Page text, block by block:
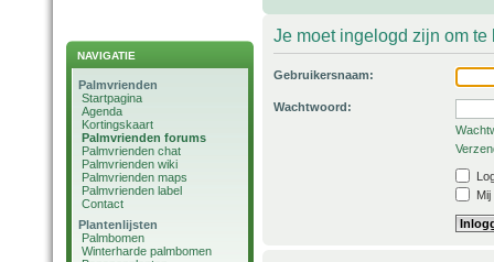
NAVIGATIE
Palmvrienden
Startpagina
Agenda
Kortingskaart
Palmvrienden forums
Palmvrienden chat
Palmvrienden wiki
Palmvrienden maps
Palmvrienden label
Contact
Plantenlijsten
Palmbomen
Winterharde palmbomen
Je moet ingelogd zijn om
Gebruikersnaam:
Wachtwoord: